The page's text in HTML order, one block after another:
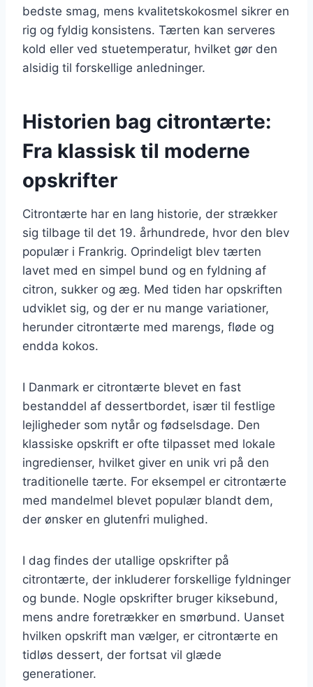
bedste smag, mens kvalitetskokosmel sikrer en
rig og fyldig konsistens. Tærten kan serveres
kold eller ved stuetemperatur, hvilket gør den
alsidig til forskellige anledninger.
Historien bag citrontærte:
Fra klassisk til moderne
opskrifter
Citrontærte har en lang historie, der strækker
sig tilbage til det 19. århundrede, hvor den blev
populær i Frankrig. Oprindeligt blev tærten
lavet med en simpel bund og en fyldning af
citron, sukker og æg. Med tiden har opskriften
udviklet sig, og der er nu mange variationer,
herunder citrontærte med marengs, fløde og
endda kokos.
I Danmark er citrontærte blevet en fast
bestanddel af dessertbordet, især til festlige
lejligheder som nytår og fødselsdage. Den
klassiske opskrift er ofte tilpasset med lokale
ingredienser, hvilket giver en unik vri på den
traditionelle tærte. For eksempel er citrontærte
med mandelmel blevet populær blandt dem,
der ønsker en glutenfri mulighed.
I dag findes der utallige opskrifter på
citrontærte, der inkluderer forskellige fyldninger
og bunde. Nogle opskrifter bruger kiksebund,
mens andre foretrækker en smørbund. Uanset
hvilken opskrift man vælger, er citrontærte en
tidløs dessert, der fortsat vil glæde
generationer.